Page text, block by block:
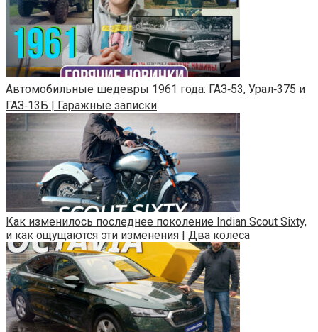
Автомобильные шедевры 1961 года: ГАЗ‑53, Урал‑375 и
ГАЗ‑13Б | Гаражные записки
Как изменилось последнее поколение Indian Scout Sixty,
и как ощущаются эти изменения | Два колеса